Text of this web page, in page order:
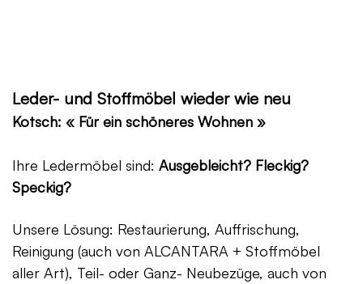
Leder- und Stoffmöbel wieder wie neu
Kotsch: « Für ein schöneres Wohnen »
Ihre Ledermöbel sind: Ausgebleicht? Fleckig?
Speckig?
Unsere Lösung: Restaurierung, Auffrischung,
Reinigung (auch von ALCANTARA + Stoffmöbel
aller Art), Teil- oder Ganz- Neubezüge, auch von